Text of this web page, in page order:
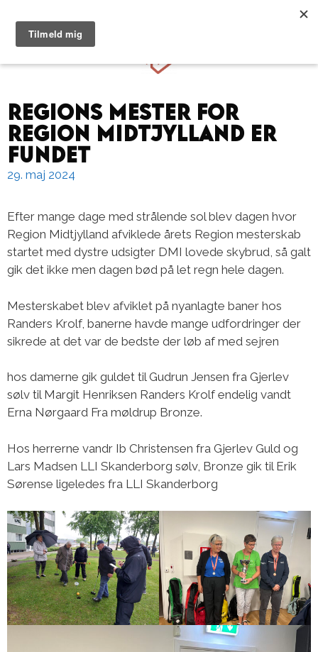
indhold
Regions mester for
region Midtjylland er
fundet
29. maj 2024
Efter mange dage med strålende sol blev dagen hvor
Region Midtjylland afviklede årets Region mesterskab
startet med dystre udsigter DMI lovede skybrud, så galt
gik det ikke men dagen bød på let regn hele dagen.
Mesterskabet blev afviklet på nyanlagte baner hos
Randers Krolf, banerne havde mange udfordringer der
sikrede at det var de bedste der løb af med sejren
hos damerne gik guldet til Gudrun Jensen fra Gjerlev
sølv til Margit Henriksen Randers Krolf endelig vandt
Erna Nørgaard Fra møldrup Bronze.
Hos herrerne vandr Ib Christensen fra Gjerlev Guld og
Lars Madsen LLI Skanderborg sølv, Bronze gik til Erik
Sørense ligeledes fra LLI Skanderborg